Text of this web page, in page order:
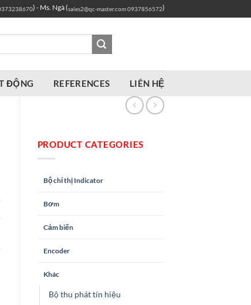
) - Ms. Ngà (sales2@qc-master.com0937856572)
ĐỘNG REFERENCES LIÊN HỆ
PRODUCT CATEGORIES
Bộ chỉ thị Indicator
Bơm
Cảm biến
Encoder
Khác
Bộ thu phát tín hiệu